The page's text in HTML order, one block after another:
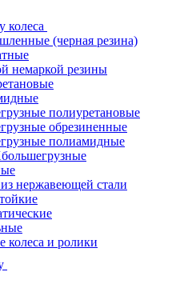
колеса
(черная резина)
немаркой резины
полиуретановые
обрезиненные
полиамидные
нержавеющей стали
колеса и ролики